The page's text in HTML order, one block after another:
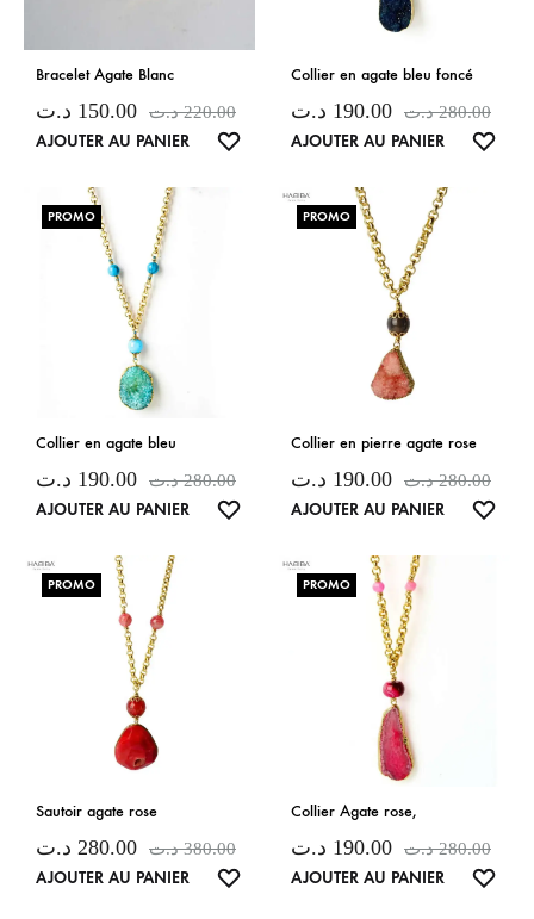
Bracelet Agate Blanc
150.00 د.ت 220.00 د.ت
AJOUTER AU PANIER
SOUHAITS
Collier en agate bleu foncé
190.00 د.ت 280.00 د.ت
AJOUTER AU PANIER
PROMO
Collier en agate bleu
190.00 د.ت 280.00 د.ت
AJOUTER AU PANIER
SOUHAITS
PROMO
Collier en pierre agate rose
190.00 د.ت 280.00 د.ت
AJOUTER AU PANIER
PROMO
Sautoir agate rose
280.00 د.ت 380.00 د.ت
AJOUTER AU PANIER
PROMO
Collier Agate rose,
190.00 د.ت 280.00 د.ت
AJOUTER AU PANIER